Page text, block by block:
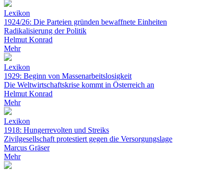
Lexikon
1924/26: Die Parteien gründen bewaffnete Einheiten
Radikalisierung der Politik
Helmut Konrad
Mehr
Lexikon
1929: Beginn von Massenarbeitslosigkeit
Die Weltwirtschaftskrise kommt in Österreich an
Helmut Konrad
Mehr
Lexikon
1918: Hungerrevolten und Streiks
Zivilgesellschaft protestiert gegen die Versorgungslage
Marcus Gräser
Mehr